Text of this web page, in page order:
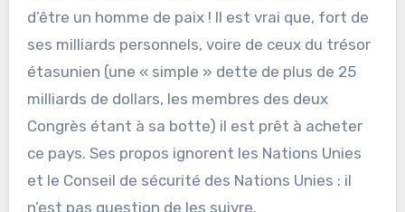
d’être un homme de paix ! Il est vrai que, fort de
ses milliards personnels, voire de ceux du trésor
étasunien (une « simple » dette de plus de 25
milliards de dollars, les membres des deux
Congrès étant à sa botte) il est prêt à acheter
ce pays. Ses propos ignorent les Nations Unies
et le Conseil de sécurité des Nations Unies : il
n’est pas question de les suivre.